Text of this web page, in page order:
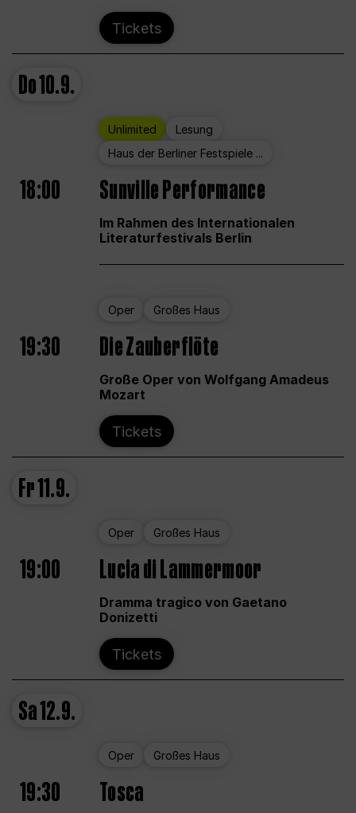
Tickets
Do10.9.
Unlimited
Lesung
Haus der Berliner Festspiele ...
18:00 Sunville Performance
Im Rahmen des Internationalen
Literaturfestivals Berlin
Oper Großes Haus
19:30 Die Zauberflöte
Große Oper von Wolfgang Amadeus
Mozart
Tickets
Fr11.9.
Oper Großes Haus
19:00 Lucia di Lammermoor
Dramma tragico von Gaetano
Donizetti
Tickets
Sa12.9.
Oper Großes Haus
19:30 Tosca